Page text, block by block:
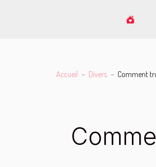
Accueil Divers Comment